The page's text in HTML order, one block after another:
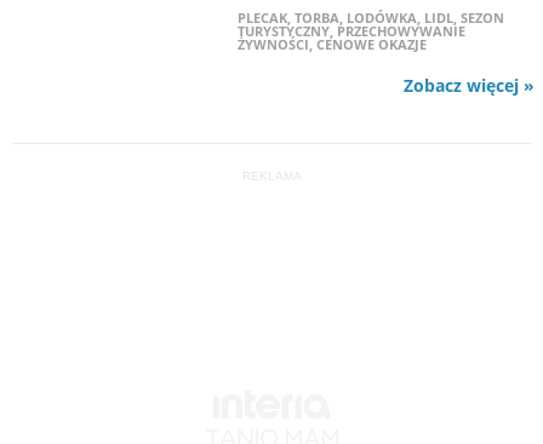
PLECAK,TORBA, LODÓWKA, LIDL,SEZON
TURYSTYCZNY, PRZECHOWYWANIE
ŻYWNOŚCI,CENOWE OKAZJE
Zobacz więcej »
REKLAMA